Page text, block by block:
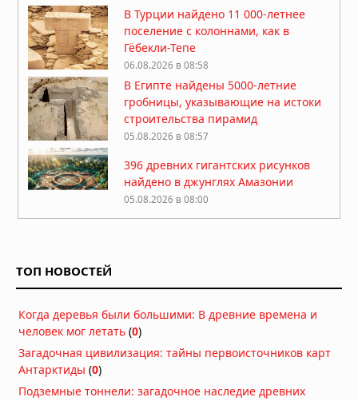
В Турции найдено 11 000-летнее
поселение с колоннами, как в
Гёбекли-Тепе
06.08.2026 в 08:58
В Египте найдены 5000-летние
гробницы, указывающие на истоки
строительства пирамид
05.08.2026 в 08:57
396 древних гигантских рисунков
найдено в джунглях Амазонии
05.08.2026 в 08:00
сохранившееся» яйцо динозавра
возрастом 70 миллионов лет
05.08.2026 в 06:49
сканирование земли выявило
ТОП НОВОСТЕЙ
Когда деревья были большими: В древние времена и
человек мог летать (0)
Загадочная цивилизация: тайны первоисточников карт
Антарктиды (0)
Подземные тоннели: загадочное наследие древних